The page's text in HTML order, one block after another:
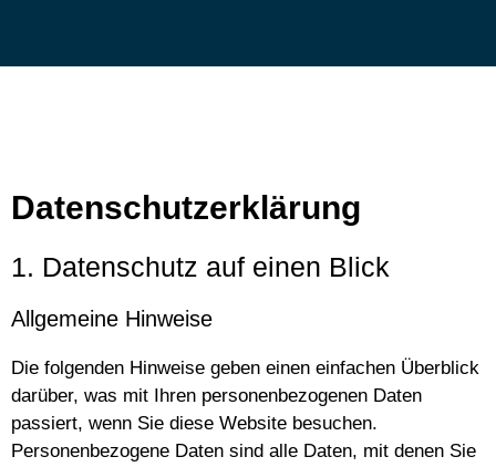
Datenschutzerklärung
1. Datenschutz auf einen Blick
Allgemeine Hinweise
Die folgenden Hinweise geben einen einfachen Überblick
darüber, was mit Ihren personenbezogenen Daten
passiert, wenn Sie diese Website besuchen.
Personenbezogene Daten sind alle Daten, mit denen Sie